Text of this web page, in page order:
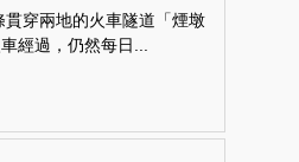
穿兩地的火車隧道「煙墩
經過，仍然每日...